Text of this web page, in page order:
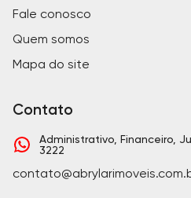
Fale conosco
Quem somos
Mapa do site
Contato
Administrativo, Financeiro,
3222